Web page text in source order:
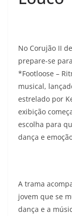
No Corujão II
prepare-se
*Footloose –
musical,
estrelado por
exibição
escolha para
dança e
A trama
jovem que se
dança e a